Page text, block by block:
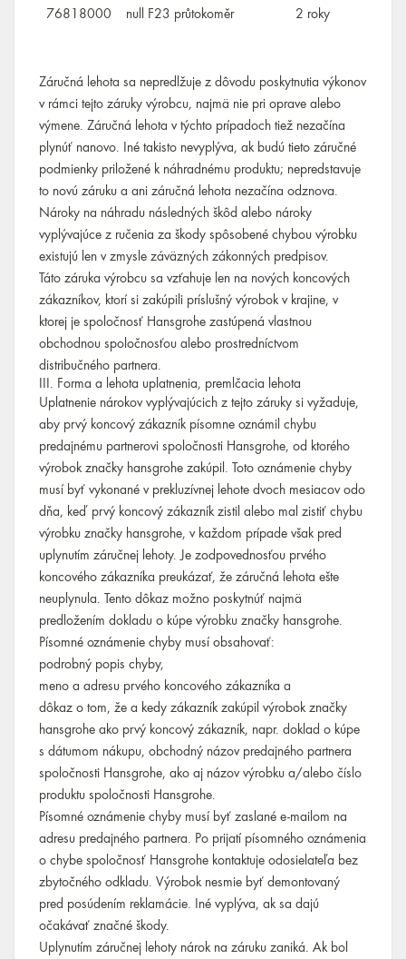
76818000 null F23 průtokoměr 2 roky
Záručná lehota sa nepredlžuje z dôvodu poskytnutia výkonov
v rámci tejto záruky výrobcu, najmä nie pri oprave alebo
výmene. Záručná lehota v týchto prípadoch tiež nezačína
plynúť nanovo. Iné takisto nevyplýva, ak budú tieto záručné
podmienky priložené k náhradnému produktu; nepredstavuje
to novú záruku a ani záručná lehota nezačína odznova.
Nároky na náhradu následných škôd alebo nároky
vyplývajúce z ručenia za škody spôsobené chybou výrobku
existujú len v zmysle záväzných zákonných predpisov.
Táto záruka výrobcu sa vzťahuje len na nových koncových
zákazníkov, ktorí si zakúpili príslušný výrobok v krajine, v
ktorej je spoločnosť Hansgrohe zastúpená vlastnou
obchodnou spoločnosťou alebo prostredníctvom
distribučného partnera.
III. Forma a lehota uplatnenia, premlčacia lehota
Uplatnenie nárokov vyplývajúcich z tejto záruky si vyžaduje,
aby prvý koncový zákazník písomne oznámil chybu
predajnému partnerovi spoločnosti Hansgrohe, od ktorého
výrobok značky hansgrohe zakúpil. Toto oznámenie chyby
musí byť vykonané v prekluzívnej lehote dvoch mesiacov odo
dňa, keď prvý koncový zákazník zistil alebo mal zistiť chybu
výrobku značky hansgrohe, v každom prípade však pred
uplynutím záručnej lehoty. Je zodpovednosťou prvého
koncového zákazníka preukázať, že záručná lehota ešte
neuplynula. Tento dôkaz možno poskytnúť najmä
predložením dokladu o kúpe výrobku značky hansgrohe.
Písomné oznámenie chyby musí obsahovať:
podrobný popis chyby,
meno a adresu prvého koncového zákazníka a
dôkaz o tom, že a kedy zákazník zakúpil výrobok značky
hansgrohe ako prvý koncový zákazník, napr. doklad o kúpe
s dátumom nákupu, obchodný názov predajného partnera
spoločnosti Hansgrohe, ako aj názov výrobku a/alebo číslo
produktu spoločnosti Hansgrohe.
Písomné oznámenie chyby musí byť zaslané e-mailom na
adresu predajného partnera. Po prijatí písomného oznámenia
o chybe spoločnosť Hansgrohe kontaktuje odosielateľa bez
zbytočného odkladu. Výrobok nesmie byť demontovaný
pred posúdením reklamácie. Iné vyplýva, ak sa dajú
očakávať značné škody.
Uplynutím záručnej lehoty nárok na záruku zaniká. Ak bol